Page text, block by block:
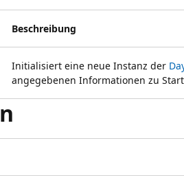
Beschreibung
Initialisiert eine neue Instanz der
angegebenen Informationen zu